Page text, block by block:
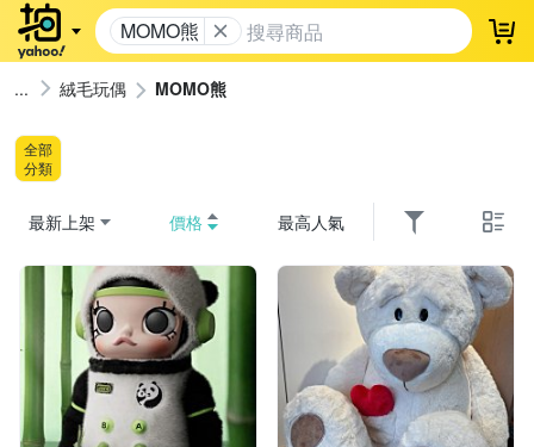
MOMO熊 登
絨毛玩偶 MOMO熊
全部
分類
最新上架 價格 最高人氣